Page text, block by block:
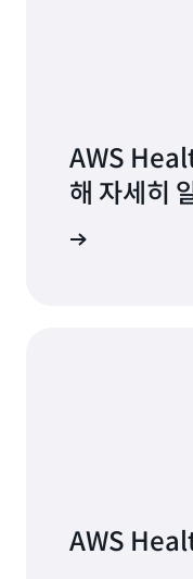
스턴스 유형 및 실
청구됩니다. 워크
소스에 가장 적합
AWS
해 자세히
AWS